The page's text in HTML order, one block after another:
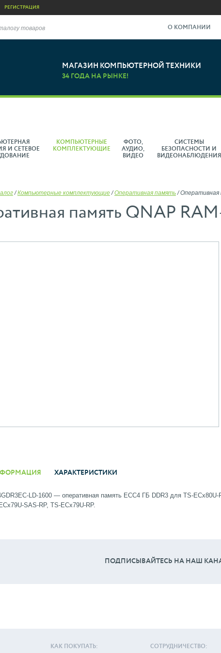
РЕГИСТРАЦИЯ
товаров О КОМПАНИИ
МАГАЗИН КОМПЬЮТЕРНОЙ ТЕХНИКИ
34 ГОДА НА РЫНКЕ!
И СЕТЕВОЕ
КОМПЬЮТЕРНЫЕ
КОМПЛЕКТУЮЩИЕ
ФОТО,
АУДИО,
ВИДЕО
СИСТЕМЫ
БЕЗОПАСНОСТИ И
ВИДЕОНАБЛЮДЕНИЯ
/Компьютерные комплектующие /Оперативная память /Оперативная
память QNAP
ХАРАКТЕРИСТИКИ
LD-1600 — оперативная память ECC4 ГБ DDR3 для TS-
SAS-RP, TS-ECx79U-RP.
ПОДПИСЫВАЙТЕСЬ НА НАШ
КАК ПОКУПАТЬ: СОТРУДНИЧЕСТВО: